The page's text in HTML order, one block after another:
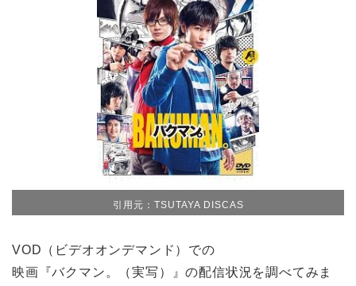
引用元：TSUTAYA DISCAS
VOD（ビデオオンデマンド）での
映画『バクマン。（実写）』の配信状況を調べてみま